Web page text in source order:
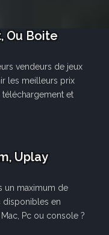
Ou Boite
vendeurs de jeux
les meilleurs prix
téléchargement et
Uplay
un maximum de
disponibles en
Pc ou console ?